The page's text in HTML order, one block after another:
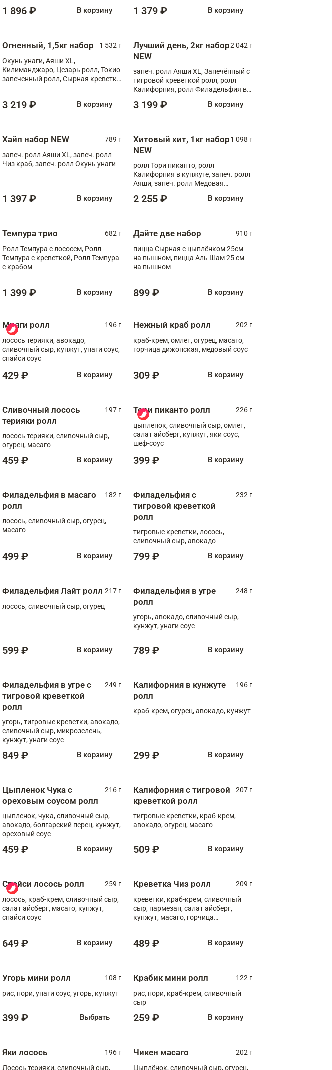
1 896 ₽ В корзину 1 379 ₽ В корзину
Огненный, 1,5кг набор
1 532 г
Окунь унаги, Аяши XL,
Килиманджаро, Цезарь ролл, Токио
запеченный ролл, Сырная креветка
3 219 ₽ В корзину
Лучший день, 2кг набор
NEW
2 042 г
запеч. ролл Аяши XL, Запечённый с
тигровой креветкой ролл, ролл
Калифорния, ролл Филадельфия в
запеч. ролл Моцарелломания, ролл
3 199 ₽ В корзину
Хайп набор NEW
789 г
запеч. ролл Аяши XL, запеч. ролл
Чиз краб, запеч. ролл Окунь унаги
1 397 ₽ В корзину
Хитовый хит, 1кг набор
NEW
1 098 г
ролл Тори пиканто, ролл
Калифорния в кунжуте, запеч. ролл
Аяши, запеч. ролл Медовая
чукой
2 255 ₽ В корзину
Темпура трио
682 г
Ролл Темпура с лососем, Ролл
Темпура с креветкой, Ролл Темпура
с крабом
1 399 ₽ В корзину
Дайте две набор
910 г
пицца Сырная с цыплёнком 25см
на пышном, пицца Аль Шам 25 см
на пышном
899 ₽ В корзину
Мияги ролл
196 г
лосось терияки, авокадо,
сливочный сыр, кунжут, унаги соус,
спайси соус
429 ₽ В корзину
Нежный краб ролл
202 г
краб-крем, омлет, огурец, масаго,
горчица дижонская, медовый соус
309 ₽ В корзину
Сливочный лосось
терияки ролл
197 г
лосось терияки, сливочный сыр,
огурец, масаго
459 ₽ В корзину
Тори пиканто ролл
226 г
цыпленок, сливочный сыр, омлет,
салат айсберг, кунжут, яки соус,
шеф-соус
399 ₽ В корзину
Филадельфия в масаго
ролл
182 г
лосось, сливочный сыр, огурец,
масаго
499 ₽ В корзину
Филадельфия с
тигровой креветкой
ролл
232 г
тигровые креветки, лосось,
сливочный сыр, авокадо
799 ₽ В корзину
Филадельфия Лайт ролл 217 г
лосось, сливочный сыр, огурец
599 ₽ В корзину
Филадельфия в угре
ролл
248 г
угорь, авокадо, сливочный сыр,
кунжут, унаги соус
789 ₽ В корзину
Филадельфия в угре с
тигровой креветкой
ролл
249 г
угорь, тигровые креветки, авокадо,
сливочный сыр, микрозелень,
кунжут, унаги соус
849 ₽ В корзину
Калифорния в кунжуте
ролл
196 г
краб-крем, огурец, авокадо, кунжут
299 ₽ В корзину
Цыпленок Чука с
ореховым соусом ролл
216 г
цыпленок, чука, сливочный сыр,
авокадо, болгарский перец, кунжут,
ореховый соус
459 ₽ В корзину
Калифорния с тигровой
креветкой ролл
207 г
тигровые креветки, краб-крем,
авокадо, огурец, масаго
509 ₽ В корзину
Спайси лосось ролл
259 г
лосось, краб-крем, сливочный сыр,
салат айсберг, масаго, кунжут,
спайси соус
649 ₽ В корзину
Креветка Чиз ролл
209 г
креветки, краб-крем, сливочный
сыр, пармезан, салат айсберг,
кунжут, масаго, горчица
489 ₽ В корзину
Угорь мини ролл
108 г
рис, нори, унаги соус, угорь, кунжут
399 ₽ Выбрать
Крабик мини ролл
122 г
рис, нори, краб-крем, сливочный
сыр
259 ₽ В корзину
Яки лосось
196 г
Лосось терияки, сливочный сыр,
Чикен масаго
202 г
Цыплёнок, сливочный сыр, огурец,